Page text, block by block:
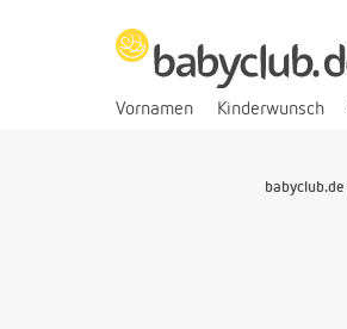
Vornamen Kinderwunsch
babyclub.de